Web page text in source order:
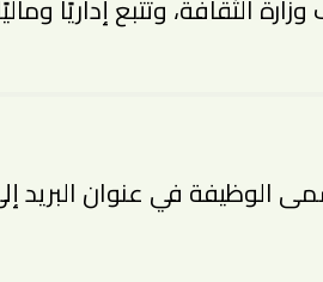
الثقافة، وتتبع إداريًا
الوظيفة في عنوان البريد